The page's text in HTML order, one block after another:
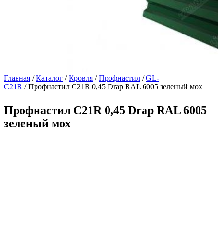
Главная /Каталог /Кровля /Профнастил /GL-
С21R / Профнастил С21R 0,45 Drap RAL 6005 зеленый мох
Профнастил С21R 0,45 Drap RAL 6005
зеленый мох